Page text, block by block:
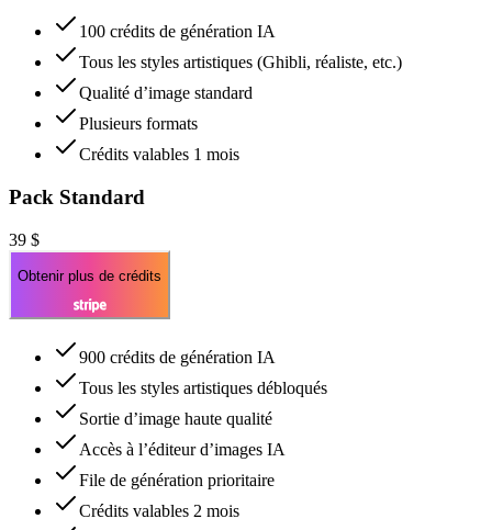
100 crédits de génération IA
Tous les styles artistiques (Ghibli, réaliste, etc.)
Qualité d’image standard
Plusieurs formats
Crédits valables 1 mois
Pack Standard
39 $
Obtenir plus de crédits
900 crédits de génération IA
Tous les styles artistiques débloqués
Sortie d’image haute qualité
Accès à l’éditeur d’images IA
File de génération prioritaire
Crédits valables 2 mois